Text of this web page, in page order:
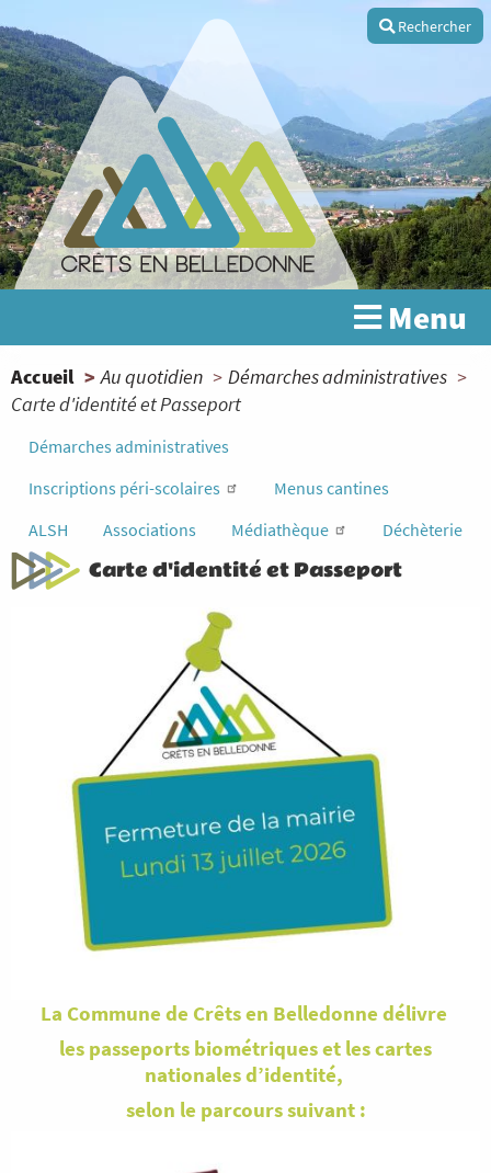
au
contenu
principal
Rechercher
Menu
You
are
here
Accueil Au quotidien
Démarches administratives
Carte d'identité et Passeport
Démarches administratives
Inscriptions péri-scolaires
Menus cantines
ALSH
Associations Médiathèque Déchèterie
Carte d'identité et Passeport
La Commune de Crêts en Belledonne délivre
les passeports biométriques et les cartes
nationales d’identité,
selon le parcours suivant :